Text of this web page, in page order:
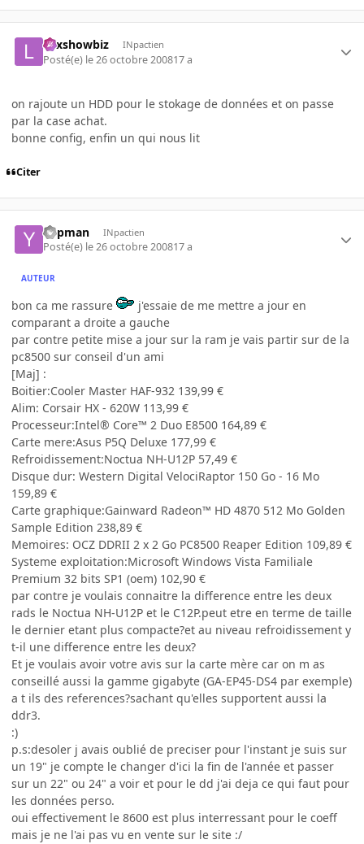
Lexshowbiz INpactien
Posté(e) le 26 octobre 200817 a
on rajoute un HDD pour le stokage de données et on passe
par la case achat.
bonne config, enfin un qui nous lit
Citer
Yopman INpactien
Posté(e) le 26 octobre 200817 a
AUTEUR
bon ca me rassure
j'essaie de me mettre a jour en
comparant a droite a gauche
par contre petite mise a jour sur la ram je vais partir sur de la
pc8500 sur conseil d'un ami
[Maj] :
Boitier:Cooler Master HAF-932 139,99 €
Alim: Corsair HX - 620W 113,99 €
Processeur:Intel® Core™ 2 Duo E8500 164,89 €
Carte mere:Asus P5Q Deluxe 177,99 €
Refroidissement:Noctua NH-U12P 57,49 €
Disque dur: Western Digital VelociRaptor 150 Go - 16 Mo
159,89 €
Carte graphique:Gainward Radeon™ HD 4870 512 Mo Golden
Sample Edition 238,89 €
Memoires: OCZ DDRII 2 x 2 Go PC8500 Reaper Edition 109,89 €
Systeme exploitation:Microsoft Windows Vista Familiale
Premium 32 bits SP1 (oem) 102,90 €
par contre je voulais connaitre la difference entre les deux
rads le Noctua NH-U12P et le C12P.peut etre en terme de taille
le dernier etant plus compacte?et au niveau refroidissement y
t-il une difference entre les deux?
Et je voulais avoir votre avis sur la carte mère car on m as
conseillé aussi la gamme gigabyte (GA-EP45-DS4 par exemple)
a t ils des references?sachant qu'elles supportent aussi la
ddr3.
:)
p.s:desoler j avais oublié de preciser pour l'instant je suis sur
un 19" je compte le changer d'ici la fin de l'année et passer
sur un 22" ou 24" a voir et pour le dd j'ai deja ce qui faut pour
les données perso.
oui effectivement le 8600 est plus interressant pour le coeff
mais je ne l'ai pas vu en vente sur le site :/